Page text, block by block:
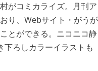
がコミカライズ。月刊ア
り、Webサイト・がうが
とができる。ニコニコ静
下ろしカラーイラストも